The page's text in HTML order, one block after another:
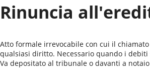
Rinuncia
Atto formale irrevocabile con cui il
qualsiasi diritto. Necessario quando i
Va depositato al tribunale o davanti a notaio